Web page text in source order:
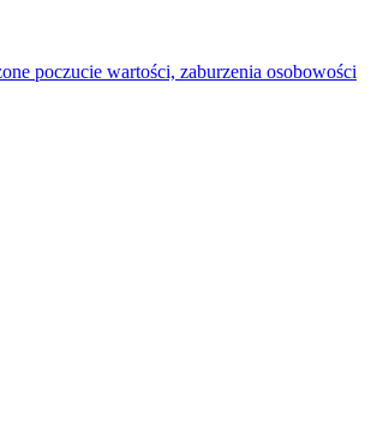
poczucie wartości, zaburzenia osobowości